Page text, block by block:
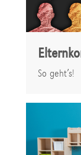
So geht’s!